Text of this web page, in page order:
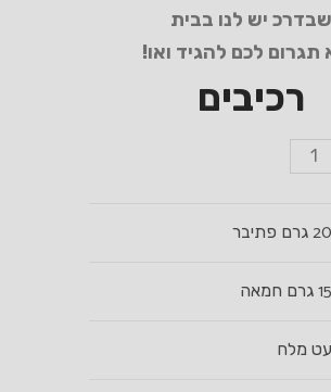
שבדרכ יש לנו בבית
תגרום לכם להגיד ואו!
רכיבים
גרם פתיבר
גרם חמאה
מלח